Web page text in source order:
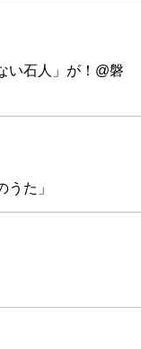
い石人」が！@磐
た」